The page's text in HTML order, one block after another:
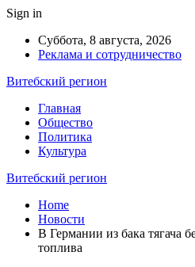
Sign in
Суббота, 8 августа, 2026
Реклама и сотрудничество
Витебский регион
Главная
Общество
Политика
Культура
Витебский регион
Home
Новости
В Германии из бака тягача
топлива